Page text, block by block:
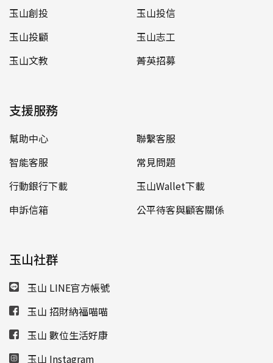
玉山創投
玉山投信
玉山投顧
玉山志工
玉山文教
菁英招募
支援服務
幫助中心
聯繫客服
智能客服
常見問題
行動銀行下載
玉山Wallet下載
申訴信箱
公平待客與顧客關係
玉山社群
玉山 LINE官方帳號
玉山 招財納福喵喵
玉山 數位生活好康
玉山 Instagram